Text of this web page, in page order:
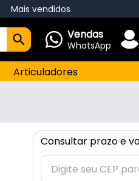
Mais vendidos
Vendas
WhatsApp
Articuladores
Consultar prazo e